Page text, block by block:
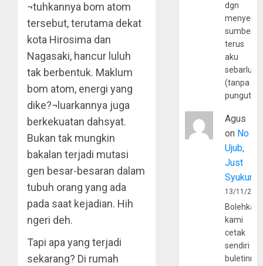
¬tuhkannya bom atom
tersebut, terutama dekat
kota Hirosima dan
Nagasaki, hancur luluh
tak berbentuk. Maklum
bom atom, energi yang
dike?¬luarkannya juga
berkekuatan dahsyat.
Bukan tak mungkin
bakalan terjadi mutasi
gen besar-besaran dalam
tubuh orang yang ada
pada saat kejadian. Hih
ngeri deh.
Tapi apa yang terjadi
sekarang? Di rumah
dgn
sumber
terus
aku
(tanpa
Agus
on No
Ujub,
Just
Syukur
13/11/
Bolehkah
kami
cetak
sendiri